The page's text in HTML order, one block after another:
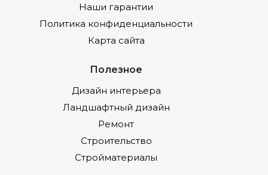
Наши гарантии
Политика конфиденциальности
Карта сайта
Полезное
Дизайн интерьера
Ландшафтный дизайн
Ремонт
Строительство
Стройматериалы